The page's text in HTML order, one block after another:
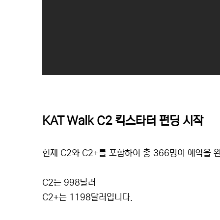
KAT Walk C2 킥스타터 펀딩 시작
현재 C2와 C2+를 포함하여 총 366명이 예약을
C2는 998달러
C2+는 1198달러입니다.